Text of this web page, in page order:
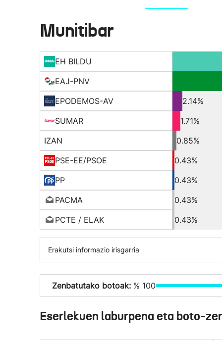
Munitibar
EH BILDU
EAJ-PNV
EPODEMOS-AV
2.14%
SUMAR
1.71%
IZAN
0.85%
PSE-EE/PSOE
0.43%
PP
0.43%
PACMA
0.43%
PCTE / ELAK
0.43%
Erakutsi informazio irisgarria
Zenbatutako botoak: % 100
Eserlekuen laburpena eta boto-